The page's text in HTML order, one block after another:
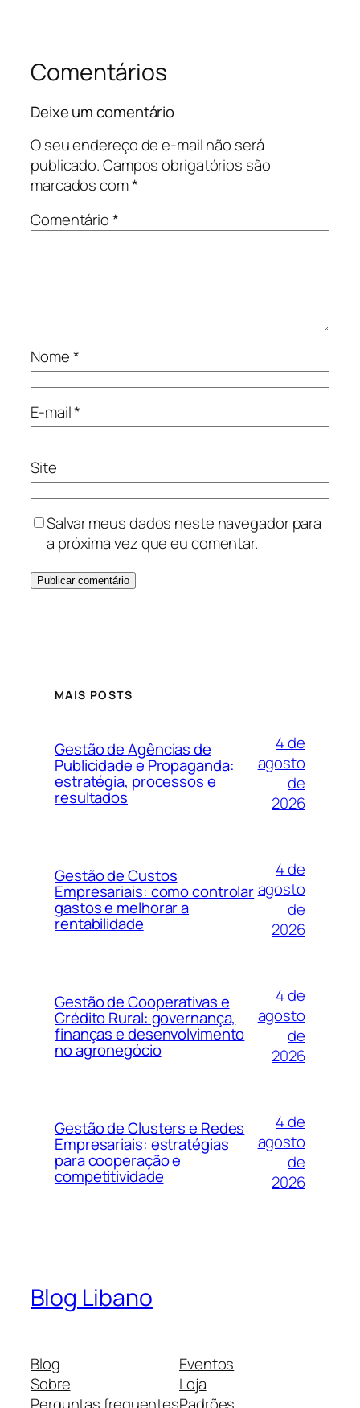
Comentários
Deixe um comentário
O seu endereço de e-mail não será
publicado.Campos obrigatórios são
marcados com*
Comentário*
Nome*
E-mail*
Site
Salvar meus dados neste navegador para
a próxima vez que eu comentar.
MAIS POSTS
Gestão de Agências de
Publicidade e Propaganda:
estratégia, processos e
resultados
4 de
agosto
de
2026
Gestão de Custos
Empresariais: como controlar
gastos e melhorar a
rentabilidade
4 de
agosto
de
2026
Gestão de Cooperativas e
Crédito Rural: governança,
finanças e desenvolvimento
no agronegócio
4 de
agosto
de
2026
Gestão de Clusters e Redes
Empresariais: estratégias
para cooperação e
competitividade
4 de
agosto
de
2026
Blog Libano
Blog
Sobre
Perguntas frequentes
Eventos
Loja
Padrões